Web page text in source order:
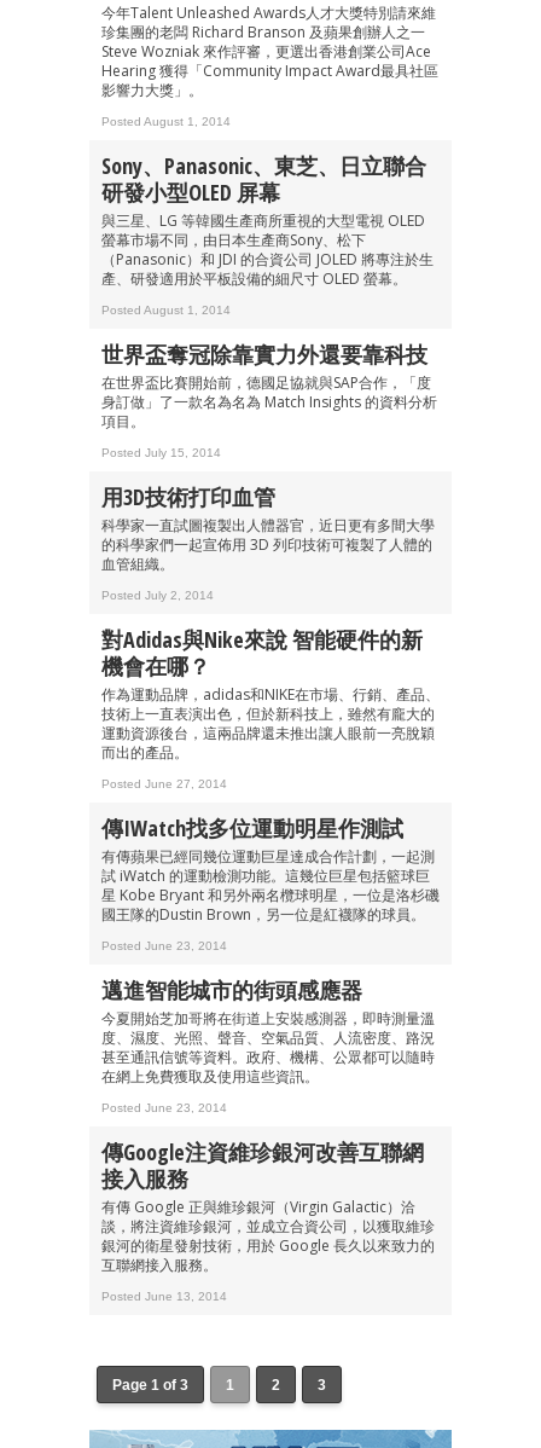
今年Talent Unleashed Awards人才大獎特別請來維
珍集團的老闆 Richard Branson 及蘋果創辦人之一
Steve Wozniak 來作評審，更選出香港創業公司Ace
Hearing 獲得「Community Impact Award最具社區
影響力大獎」。
Posted August 1, 2014
Sony、Panasonic、東芝、日立聯合
研發小型OLED 屏幕
與三星、LG 等韓國生產商所重視的大型電視 OLED
螢幕市場不同，由日本生產商Sony、松下
（Panasonic）和 JDI 的合資公司 JOLED 將專注於生
產、研發適用於平板設備的細尺寸 OLED 螢幕。
Posted August 1, 2014
世界盃奪冠除靠實力外還要靠科技
在世界盃比賽開始前，德國足協就與SAP合作，「度
身訂做」了一款名為名為 Match Insights 的資料分析
項目。
Posted July 15, 2014
用3D技術打印血管
科學家一直試圖複製出人體器官，近日更有多間大學
的科學家們一起宣佈用 3D 列印技術可複製了人體的
血管組織。
Posted July 2, 2014
對Adidas與Nike來說 智能硬件的新
機會在哪？
作為運動品牌，adidas和NIKE在市場、行銷、產品、
技術上一直表演出色，但於新科技上，雖然有龐大的
運動資源後台，這兩品牌還未推出讓人眼前一亮脫穎
而出的產品。
Posted June 27, 2014
傳iWatch找多位運動明星作測試
有傳蘋果已經同幾位運動巨星達成合作計劃，一起測
試 iWatch 的運動檢測功能。這幾位巨星包括籃球巨
星 Kobe Bryant 和另外兩名欖球明星，一位是洛杉磯
國王隊的Dustin Brown，另一位是紅襪隊的球員。
Posted June 23, 2014
邁進智能城市的街頭感應器
今夏開始芝加哥將在街道上安裝感測器，即時測量溫
度、濕度、光照、聲音、空氣品質、人流密度、路況
甚至通訊信號等資料。政府、機構、公眾都可以隨時
在網上免費獲取及使用這些資訊。
Posted June 23, 2014
傳Google注資維珍銀河改善互聯網
接入服務
有傳 Google 正與維珍銀河（Virgin Galactic）洽
談，將注資維珍銀河，並成立合資公司，以獲取維珍
銀河的衛星發射技術，用於 Google 長久以來致力的
互聯網接入服務。
Posted June 13, 2014
Page 1 of 3 1 2 3
最新資訊（附創業懶人包）
箱！